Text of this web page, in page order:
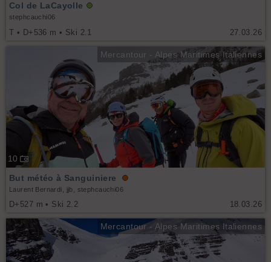
27.03.26
Col de LaCayolle
stephcauchi06
T • D+536 m • Ski 2.1
Mercantour - Alpes Maritimes Italiennes
10
18.03.26
But météo à Sanguiniere
Laurent Bernardi, jjb, stephcauchi06
D+527 m • Ski 2.2
Mercantour - Alpes Maritimes Italiennes